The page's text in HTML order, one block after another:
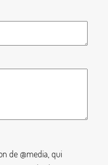
de @media, qui